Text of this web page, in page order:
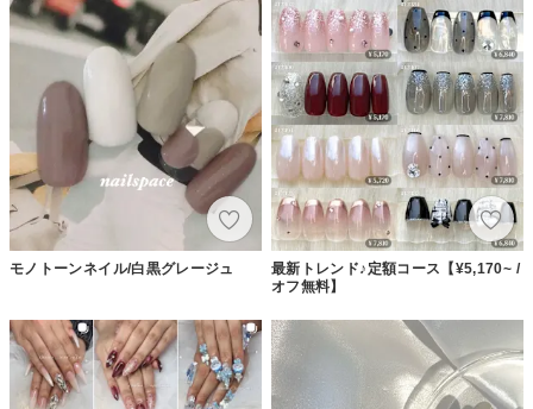
モノトーンネイル/白黒グレージュ
最新トレンド♪定額コース【¥5,170~ /
オフ無料】